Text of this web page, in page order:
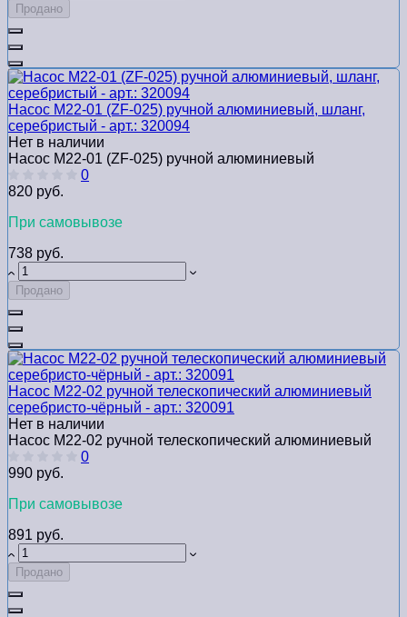
Продано
Насос M22-01 (ZF-025) ручной алюминиевый, шланг,
серебристый - арт.: 320094
Нет в наличии
Насос M22-01 (ZF-025) ручной алюминиевый
0
820 руб.
При самовывозе
738 руб.
Продано
Насос M22-02 ручной телескопический алюминиевый
серебристо-чёрный - арт.: 320091
Нет в наличии
Насос M22-02 ручной телескопический алюминиевый
0
990 руб.
При самовывозе
891 руб.
Продано